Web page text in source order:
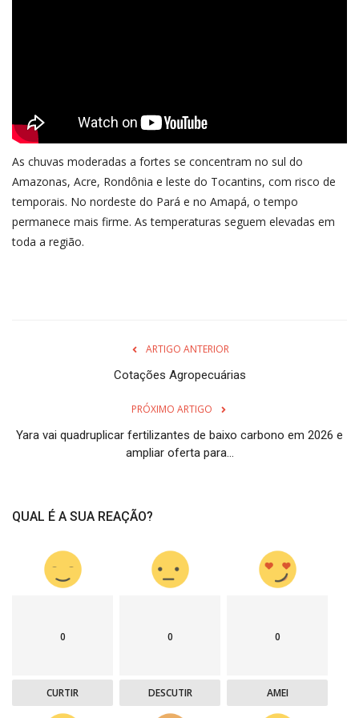
As chuvas moderadas a fortes se concentram no sul do
Amazonas, Acre, Rondônia e leste do Tocantins, com risco de
temporais. No nordeste do Pará e no Amapá, o tempo
permanece mais firme. As temperaturas seguem elevadas em
toda a região.
ARTIGO ANTERIOR
Cotações Agropecuárias
PRÓXIMO ARTIGO
Yara vai quadruplicar fertilizantes de baixo carbono em 2026 e
ampliar oferta para...
QUAL É A SUA REAÇÃO?
0
CURTIR
0
DESCUTIR
0
AMEI